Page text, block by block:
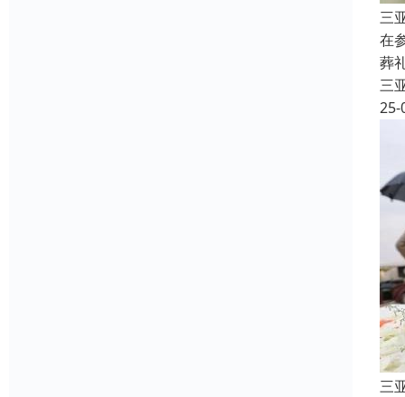
三
在
葬
三
25-
三